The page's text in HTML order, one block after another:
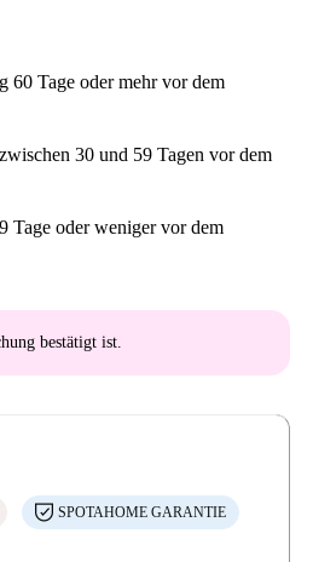
60 Tage oder mehr vor dem
30 und 59 Tagen vor dem
Tage oder weniger vor dem
bestätigt ist.
SPOTAHOME GARANTIE